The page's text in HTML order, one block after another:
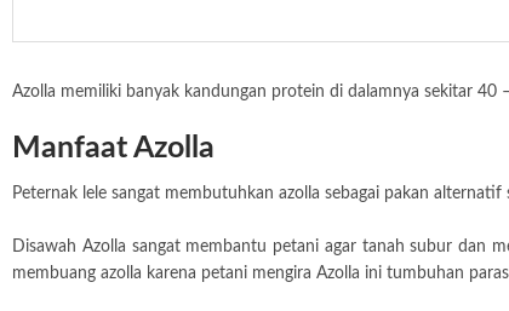
Azolla memiliki banyak kandungan protein di dalamnya sekitar
Manfaat Azolla
Peternak lele sangat membutuhkan azolla sebagai pakan
Disawah Azolla sangat membantu petani agar tanah subur dan
membuang azolla karena petani mengira Azolla ini tumbuhan